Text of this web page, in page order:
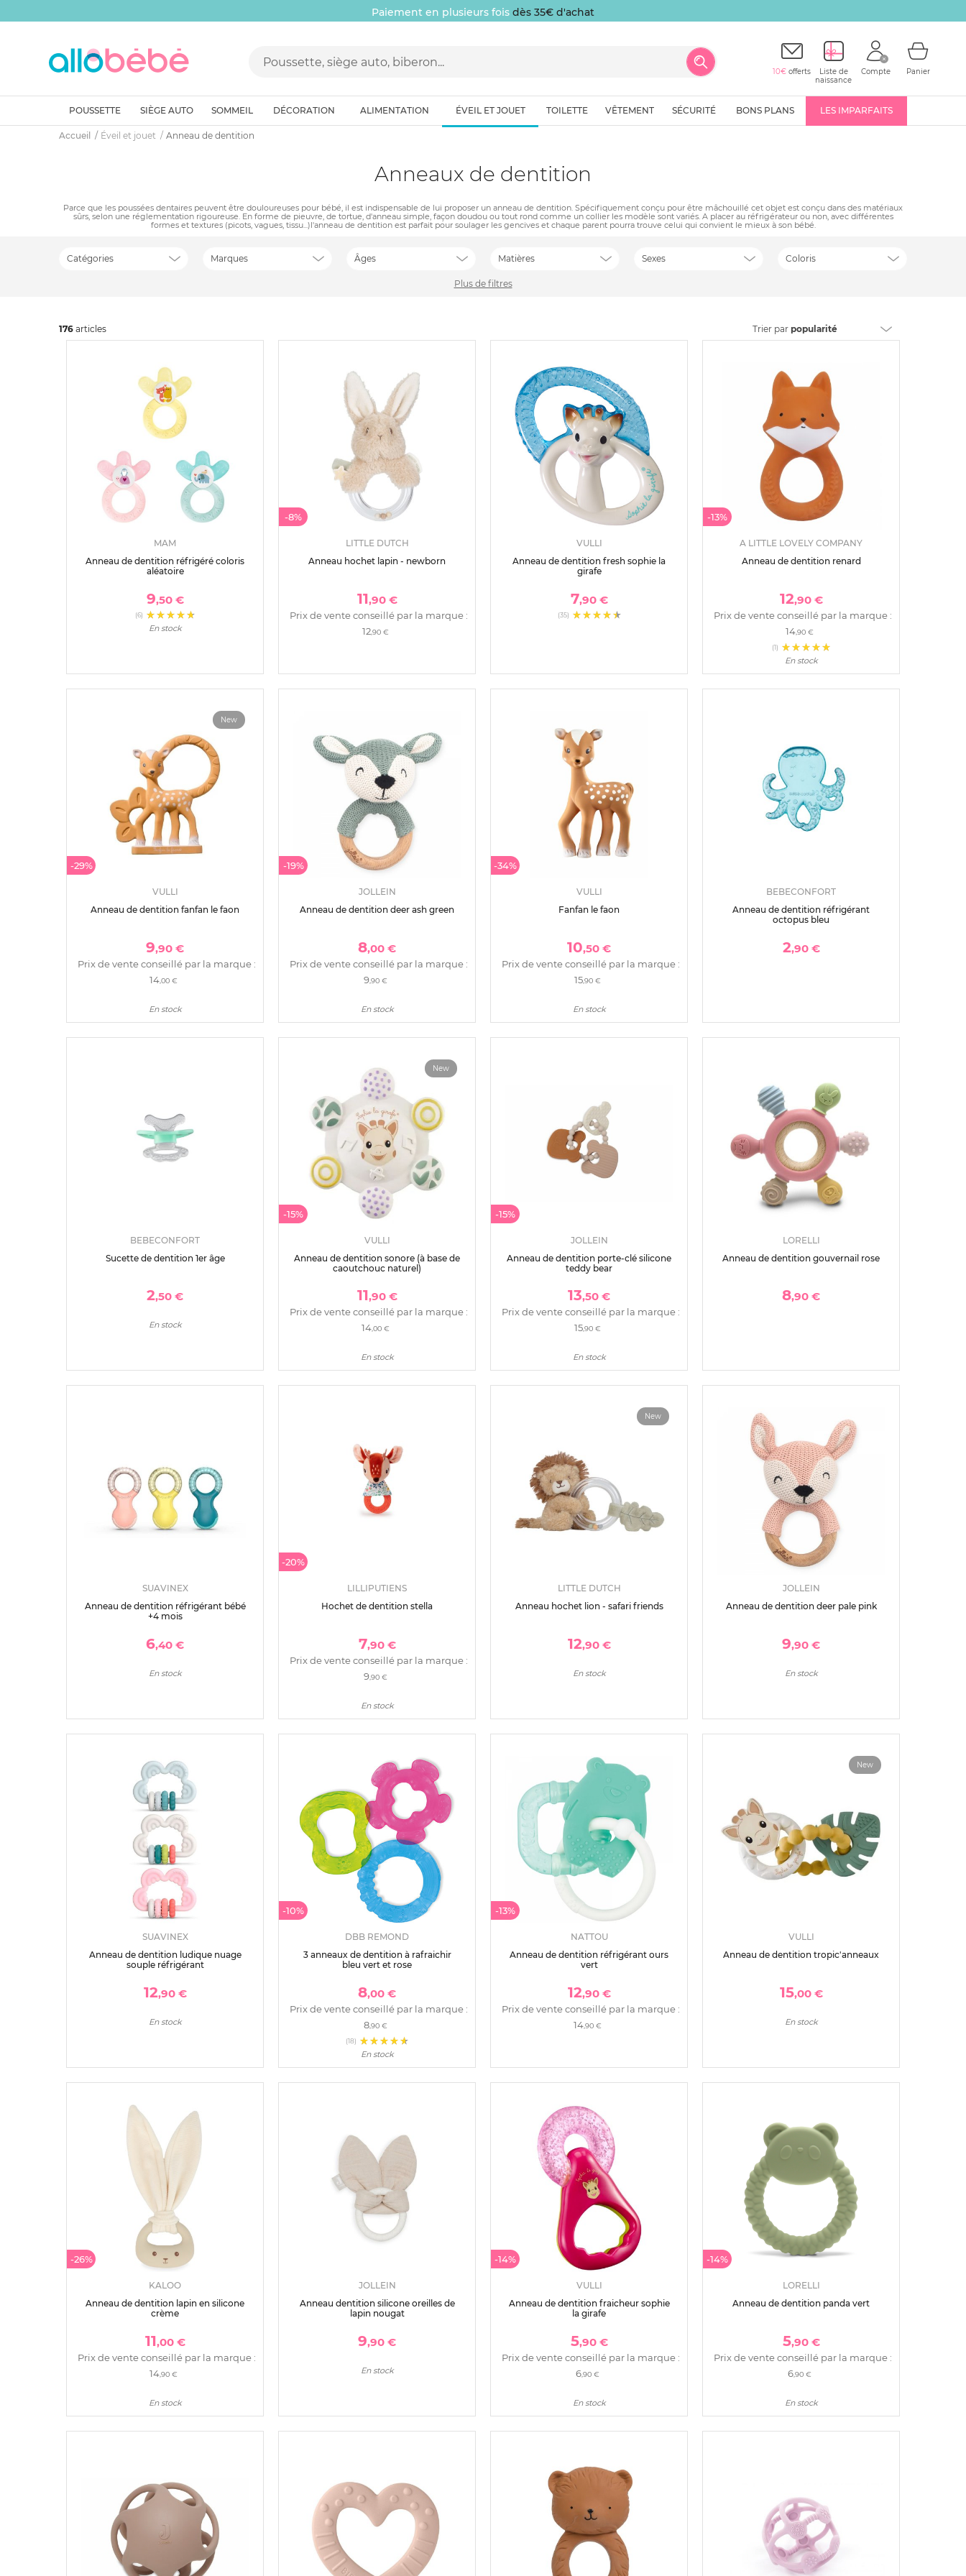
Paiement en plusieurs fois dès 35€ d'achat
10€ offerts
Liste de
naissance
Compte Panier
POUSSETTE SIÈGE AUTO SOMMEIL DÉCORATION ALIMENTATION ÉVEIL ET JOUET TOILETTE VÊTEMENT SÉCURITÉ BONS PLANS LES IMPARFAITS
Accueil Éveil et jouet Anneau de dentition
Anneaux de dentition
Parce que les poussées dentaires peuvent être douloureuses pour bébé, il est indispensable de lui proposer un anneau de dentition. Spécifiquement conçu pour être mâchouillé cet objet est conçu dans des matériaux
sûrs, selon une réglementation rigoureuse. En forme de pieuvre, de tortue, d'anneau simple, façon doudou ou tout rond comme un collier les modèle sont variés. A placer au réfrigérateur ou non, avec différentes
formes et textures (picots, vagues, tissu...)l'anneau de dentition est parfait pour soulager les gencives et chaque parent pourra trouve celui qui convient le mieux à son bébé.
Catégories Marques Âges Matières Sexes Coloris
Plus de filtres
176 articles Trier par popularité
MAM
Anneau de dentition réfrigéré coloris
aléatoire
9,50 €
(6)
En stock
-8%
LITTLE DUTCH
Anneau hochet lapin - newborn
11,90 €
Prix de vente conseillé par la marque :
12,90 €
VULLI
Anneau de dentition fresh sophie la
girafe
7,90 €
(35)
-13%
A LITTLE LOVELY COMPANY
Anneau de dentition renard
12,90 €
Prix de vente conseillé par la marque :
14,90 €
(1)
En stock
-29%
New
VULLI
Anneau de dentition fanfan le faon
9,90 €
Prix de vente conseillé par la marque :
14,00 €
En stock
-19%
JOLLEIN
Anneau de dentition deer ash green
8,00 €
Prix de vente conseillé par la marque :
9,90 €
En stock
-34%
VULLI
Fanfan le faon
10,50 €
Prix de vente conseillé par la marque :
15,90 €
En stock
BEBECONFORT
Anneau de dentition réfrigérant
octopus bleu
2,90 €
BEBECONFORT
Sucette de dentition 1er âge
2,50 €
En stock
-15%
New
VULLI
Anneau de dentition sonore (à base de
caoutchouc naturel)
11,90 €
Prix de vente conseillé par la marque :
14,00 €
En stock
-15%
JOLLEIN
Anneau de dentition porte-clé silicone
teddy bear
13,50 €
Prix de vente conseillé par la marque :
15,90 €
En stock
LORELLI
Anneau de dentition gouvernail rose
8,90 €
SUAVINEX
Anneau de dentition réfrigérant bébé
+4 mois
6,40 €
En stock
-20%
LILLIPUTIENS
Hochet de dentition stella
7,90 €
Prix de vente conseillé par la marque :
9,90 €
En stock
New
LITTLE DUTCH
Anneau hochet lion - safari friends
12,90 €
En stock
JOLLEIN
Anneau de dentition deer pale pink
9,90 €
En stock
SUAVINEX
Anneau de dentition ludique nuage
souple réfrigérant
12,90 €
En stock
-10%
DBB REMOND
3 anneaux de dentition à rafraichir
bleu vert et rose
8,00 €
Prix de vente conseillé par la marque :
8,90 €
(18)
En stock
-13%
NATTOU
Anneau de dentition réfrigérant ours
vert
12,90 €
Prix de vente conseillé par la marque :
14,90 €
New
VULLI
Anneau de dentition tropic'anneaux
15,00 €
En stock
-26%
KALOO
Anneau de dentition lapin en silicone
crème
11,00 €
Prix de vente conseillé par la marque :
14,90 €
En stock
JOLLEIN
Anneau dentition silicone oreilles de
lapin nougat
9,90 €
En stock
-14%
VULLI
Anneau de dentition fraicheur sophie
la girafe
5,90 €
Prix de vente conseillé par la marque :
6,90 €
En stock
-14%
LORELLI
Anneau de dentition panda vert
5,90 €
Prix de vente conseillé par la marque :
6,90 €
En stock